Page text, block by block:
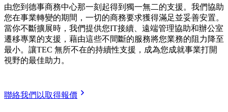
由您到德事商務中心那一刻起得到獨一無二的支援。我們協助
您在事業轉變的期間，一切的商務要求獲得滿足並妥善安置。
當你不斷擴展時，我們提供您IT接續、遠端管理協助和辦公室
遷移專業的支援，藉由這些不間斷的服務將您業務的阻力降至
最小。讓TEC 無所不在的持續性支援，成為您成就事業打開
視野的最佳助力。
聯絡我們以取得報價